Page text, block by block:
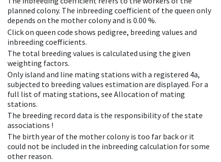
planned colony. The inbreeding coefficient of the queen only
depends on the mother colony and is 0.00 %.
Click on queen code shows pedigree, breeding values and
inbreeding coefficients.
The total breeding values is calculated using the given
weighting factors.
Only island and line mating stations with a registered 4a,
subjected to breeding values estimation are displayed. For a
full list of mating stations, see Allocation of mating
stations.
The breeding record data is the responsibility of the state
associations !
The birth year of the mother colony is too far back or it
could not be included in the inbreeding calculation for some
other reason.